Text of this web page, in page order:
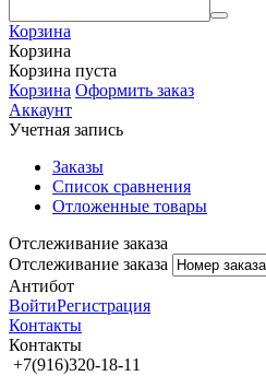
Корзина
Корзина
Корзина пуста
Корзина Оформить заказ
Аккаунт
Учетная запись
Заказы
Список сравнения
Отложенные товары
Отслеживание заказа
Отслеживание заказа
Антибот
ВойтиРегистрация
Контакты
Контакты
+7(916)320-18-11